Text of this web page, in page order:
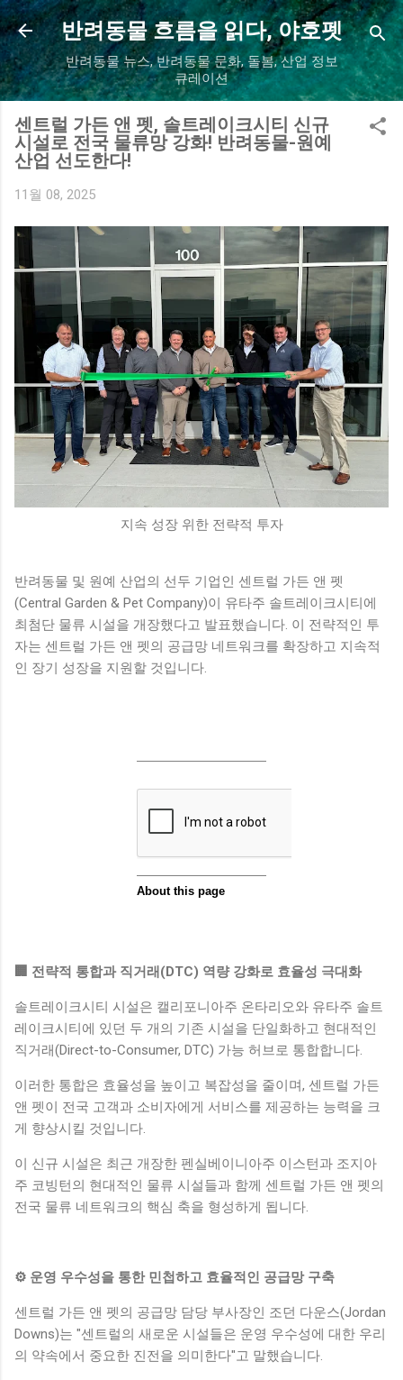
기본 콘텐츠로 건너뛰기
반려동물 흐름을 읽다, 야호펫
반려동물 뉴스, 반려동물 문화, 돌봄, 산업 정보
큐레이션
센트럴 가든 앤 펫, 솔트레이크시티 신규
시설로 전국 물류망 강화! 반려동물-원예
산업 선도한다!
11월 08, 2025
지속 성장 위한 전략적 투자
반려동물 및 원예 산업의 선두 기업인 센트럴 가든 앤 펫
(Central Garden & Pet Company)이 유타주 솔트레이크시티에
최첨단 물류 시설을 개장했다고 발표했습니다. 이 전략적인 투
자는 센트럴 가든 앤 펫의 공급망 네트워크를 확장하고 지속적
인 장기 성장을 지원할 것입니다.
🏢 전략적 통합과 직거래(DTC) 역량 강화로 효율성 극대화
솔트레이크시티 시설은 캘리포니아주 온타리오와 유타주 솔트
레이크시티에 있던 두 개의 기존 시설을 단일화하고 현대적인
직거래(Direct-to-Consumer, DTC) 가능 허브로 통합합니다.
이러한 통합은 효율성을 높이고 복잡성을 줄이며, 센트럴 가든
앤 펫이 전국 고객과 소비자에게 서비스를 제공하는 능력을 크
게 향상시킬 것입니다.
이 신규 시설은 최근 개장한 펜실베이니아주 이스턴과 조지아
주 코빙턴의 현대적인 물류 시설들과 함께 센트럴 가든 앤 펫의
전국 물류 네트워크의 핵심 축을 형성하게 됩니다.
⚙️ 운영 우수성을 통한 민첩하고 효율적인 공급망 구축
센트럴 가든 앤 펫의 공급망 담당 부사장인 조던 다운스(Jordan
Downs)는 "센트럴의 새로운 시설들은 운영 우수성에 대한 우리
의 약속에서 중요한 진전을 의미한다"고 말했습니다.